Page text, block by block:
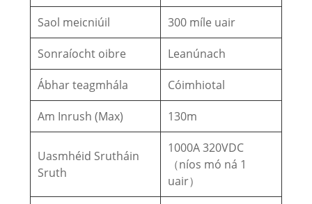
Saol meicniúil 300 míle uair
Sonraíocht oibre Leanúnach
Ábhar teagmhála Cóimhiotal
Am Inrush (Max) 130m
Uasmhéid Srutháin
Sruth
1000A 320VDC
（níos mó ná 1
uair）